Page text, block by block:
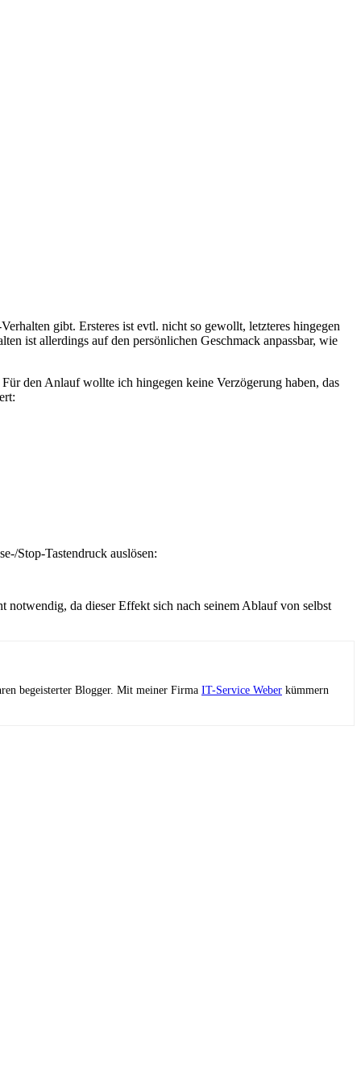
gibt. Ersteres ist evtl. nicht so gewollt, letzteres hingegen
ist allerdings auf den persönlichen Geschmack anpassbar, wie
den Anlauf wollte ich hingegen keine Verzögerung haben, das
Stop-Tastendruck auslösen:
da dieser Effekt sich nach seinem Ablauf von selbst
begeisterter Blogger. Mit meiner Firma IT-Service Weber kümmern